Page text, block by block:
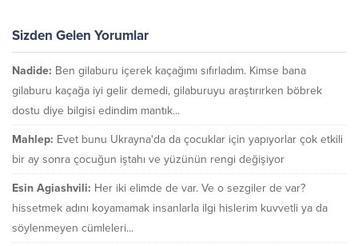
Sizden Gelen Yorumlar
Nadide: Ben gilaburu içerek kaçağımı sıfırladım. Kimse bana
gilaburu kaçağa iyi gelir demedi, gilaburuyu araştırırken böbrek
dostu diye bilgisi edindim mantık...
Mahlep: Evet bunu Ukrayna'da da çocuklar için yapıyorlar çok etkili
bir ay sonra çocuğun iştahı ve yüzünün rengi değişiyor
Esin Agiashvili: Her iki elimde de var. Ve o sezgiler de var?
hissetmek adını koyamamak insanlarla ilgi hislerim kuvvetli ya da
söylenmeyen cümleleri...